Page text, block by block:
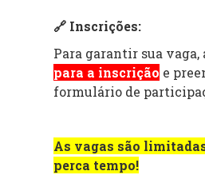
🔗 Inscrições:
Para garantir sua vaga,
para a inscrição e
formulário de
As vagas são
perca tempo!